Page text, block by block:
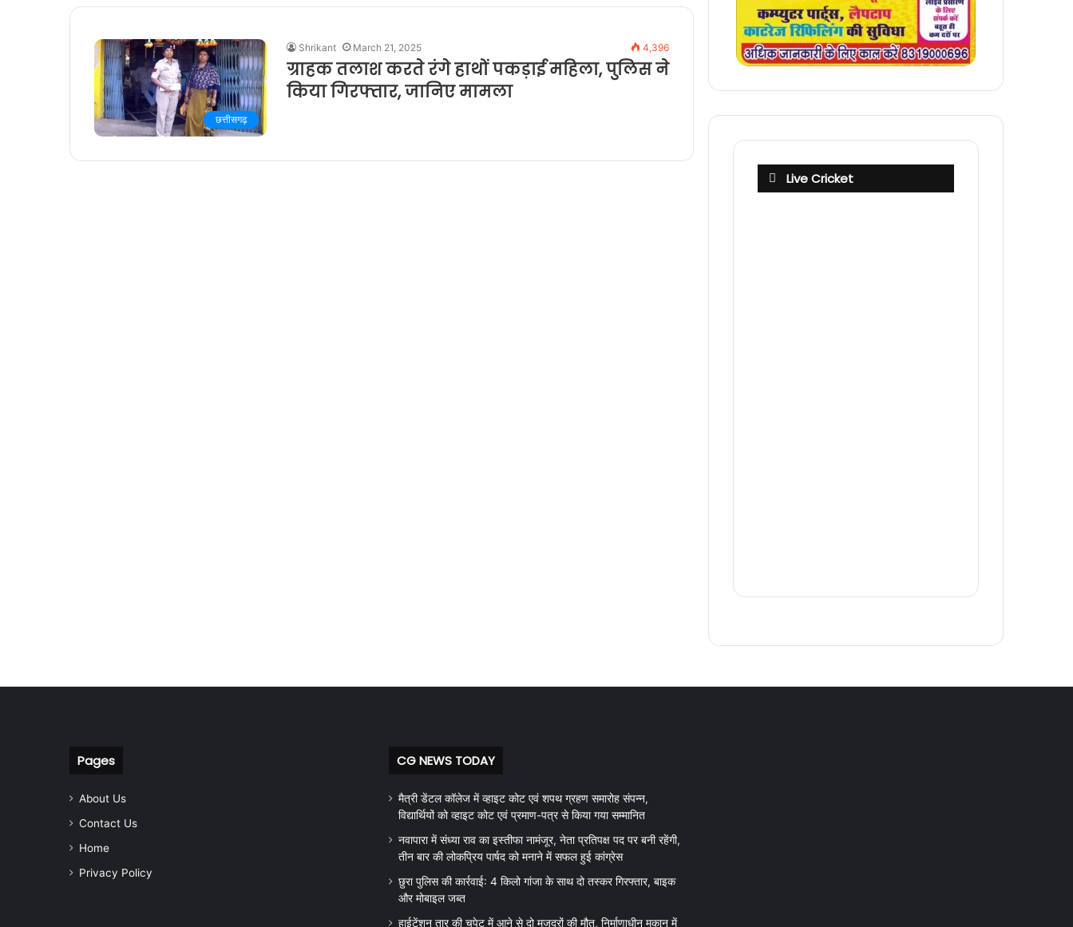
छत्तीसगढ़
Shrikant March 21, 2025 4,396
ग्राहक तलाश करते रंगे हाथों पकड़ाई महिला, पुलिस ने
किया गिरफ्तार, जानिए मामला
Live Cricket
Pages
About Us
Contact Us
Home
Privacy Policy
CG NEWS TODAY
मैत्री डेंटल कॉलेज में व्हाइट कोट एवं शपथ ग्रहण समारोह संपन्न,
विद्यार्थियों को व्हाइट कोट एवं प्रमाण-पत्र से किया गया सम्मानित
नवापारा में संध्या राव का इस्तीफा नामंजूर, नेता प्रतिपक्ष पद पर बनी रहेंगी,
तीन बार की लोकप्रिय पार्षद को मनाने में सफल हुई कांग्रेस
छुरा पुलिस की कार्रवाई: 4 किलो गांजा के साथ दो तस्कर गिरफ्तार, बाइक
और मोबाइल जब्त
हाईटेंशन तार की चपेट में आने से दो मजदूरों की मौत, निर्माणाधीन मकान में